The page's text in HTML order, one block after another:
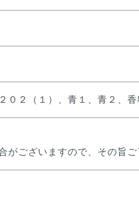
０２（１）、青１、青２、香
ございますので、その旨ご